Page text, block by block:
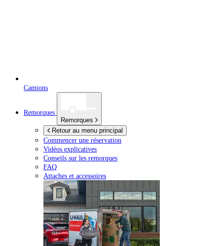
Camions
Remorques
Remorques
Retour au menu principal
Commencer une réservation
Vidéos explicatives
Conseils sur les remorques
FAQ
Attaches et accessoires